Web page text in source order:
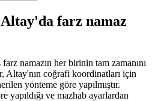
farz namaz
namazın her birinin tam zamanını
Altay'nın coğrafi koordinatları için
yönteme göre yapılmıştır.
yapıldığı ve mazhab ayarlardan